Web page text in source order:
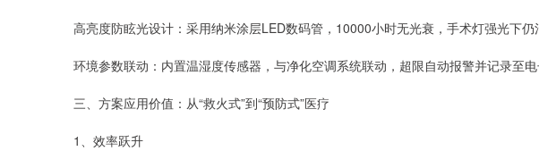
高亮度防眩光设计：采用纳米涂层LED数码管，10000小时无光衰，手术灯强光下仍
环境参数联动：内置温湿度传感器，与净化空调系统联动，超限自动报警并记录至电
三、方案应用价值：从“救火式”到“预防式”医疗
1、效率跃升